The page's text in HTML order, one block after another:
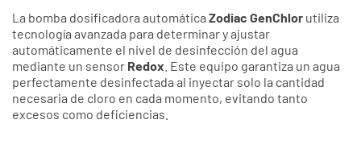
La bomba dosificadora automática Zodiac GenChlor utiliza
tecnología avanzada para determinar y ajustar
automáticamente el nivel de desinfección del agua
mediante un sensor Redox . Este equipo garantiza un agua
perfectamente desinfectada al inyectar solo la cantidad
necesaria de cloro en cada momento, evitando tanto
excesos como deficiencias.